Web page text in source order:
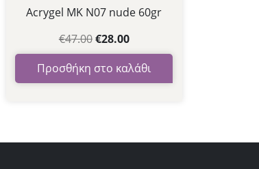
Acrygel MK N07 nude 60gr
€47.00€28.00
Προσθήκη στο καλάθι
Βαθμολογήθηκε
με
από
5